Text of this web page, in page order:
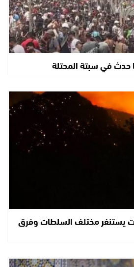
في سبتة المحتلة
يستنفر مختلف السلطات وفرق